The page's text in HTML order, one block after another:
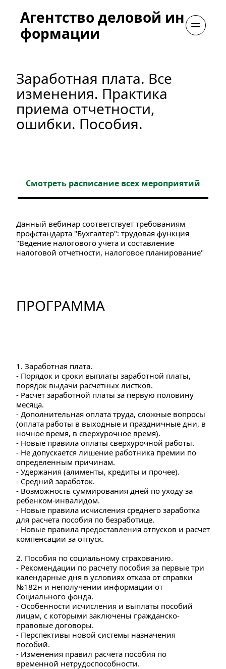
Агентство деловой ин
формации
Заработная плата. Все
изменения. Практика
приема отчетности,
ошибки. Пособия.
Смотреть расписание всех мероприятий
Данный вебинар соответствует требованиям
профстандарта "Бухгалтер": трудовая функция
"Ведение налогового учета и составление
налоговой отчетности, налоговое планирование"
ПРОГРАММА
1. Заработная плата.
- Порядок и сроки выплаты заработной платы,
порядок выдачи расчетных листков.
- Расчет заработной платы за первую половину
месяца.
- Дополнительная оплата труда, сложные вопросы
(оплата работы в выходные и праздничные дни, в
ночное время, в сверхурочное время).
- Новые правила оплаты сверхурочной работы.
- Не допускается лишение работника премии по
определенным причинам.
- Удержания (алименты, кредиты и прочее).
- Средний заработок.
- Возможность суммирования дней по уходу за
ребенком-инвалидом.
- Новые правила исчисления среднего заработка
для расчета пособия по безработице.
- Новые правила предоставления отпусков и расчет
компенсации за отпуск.
2. Пособия по социальному страхованию.
- Рекомендации по расчету пособия за первые три
календарные дня в условиях отказа от справки
№182н и неполучении информации от
Социального фонда.
- Особенности исчисления и выплаты пособий
лицам, с которыми заключены гражданско-
правовые договоры.
- Перспективы новой системы назначения
пособий.
- Изменения правил расчета пособия по
временной нетрудоспособности.